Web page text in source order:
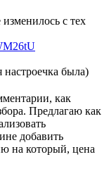
с тех
была)
как
Предлагаю как
добавить
на который, цена